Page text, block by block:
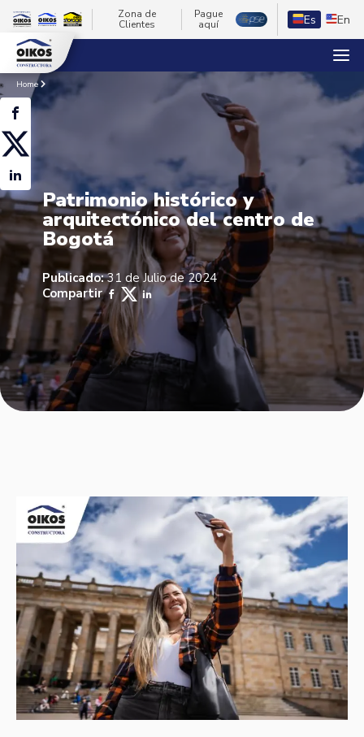
Zona de
Clientes
Pague
aquí
Es En
Home
Patrimonio histórico y
arquitectónico del centro de
Bogotá
Publicado:31 de Julio de 2024
Compartir